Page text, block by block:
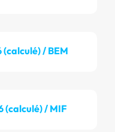
(calculé) / BEM
(calculé) / MIF